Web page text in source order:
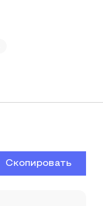
Скопировать